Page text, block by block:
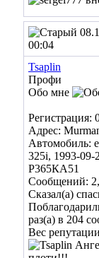
00:04
Tsaplin
Профи
Обо мне
Регистрация:
Адрес:
Автомобиль:
325i, 1993-09-
Р365КА51
Сообщений:
Сказал(а)
раз(а) в 204
Вес